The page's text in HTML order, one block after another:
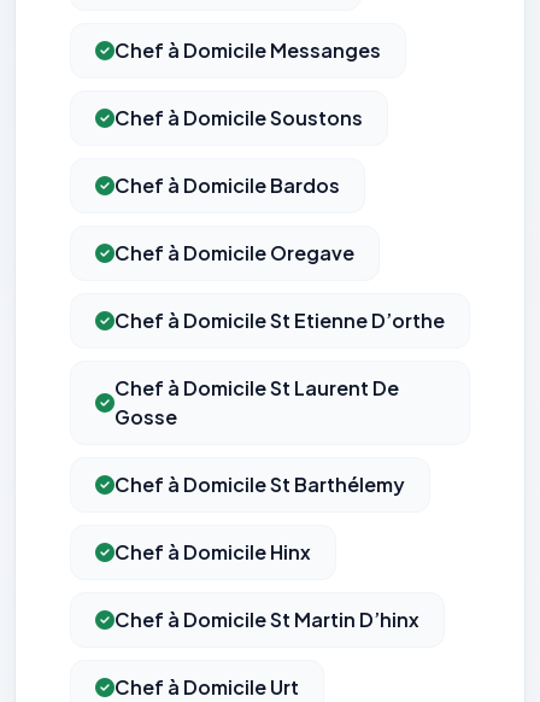
Chef à Domicile Messanges
Chef à Domicile Soustons
Chef à Domicile Bardos
Chef à Domicile Oregave
Chef à Domicile St Etienne D’orthe
Chef à Domicile St Laurent De
Gosse
Chef à Domicile St Barthélemy
Chef à Domicile Hinx
Chef à Domicile St Martin D’hinx
Chef à Domicile Urt